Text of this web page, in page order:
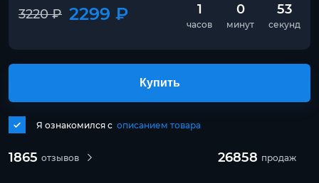
3220 ₽ 2299 ₽ 1
часов
0
минут
52
секунд
1865 отзывов 26858 продаж
Я ознакомился с описанием товара
Купить